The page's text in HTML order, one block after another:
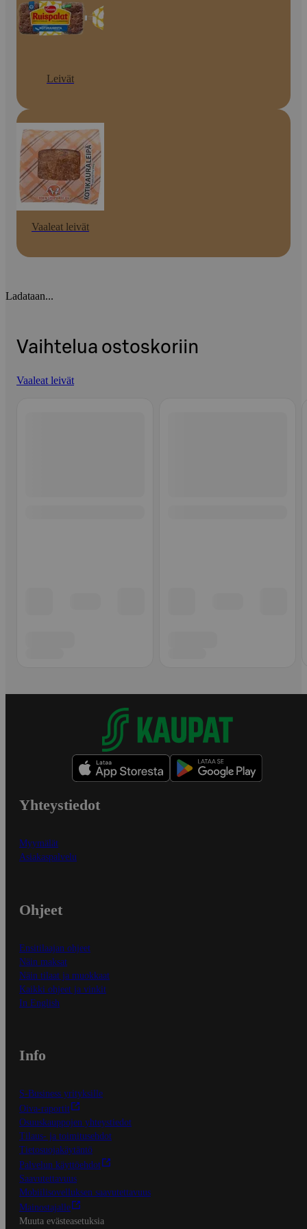
Leivät
Vaaleat leivät
Ladataan...
Vaihtelua ostoskoriin
Vaaleat leivät
Yhteystiedot
Myymälät
Asiakaspalvelu
Ohjeet
Ensitilaajan ohjeet
Näin maksat
Näin tilaat ja muokkaat
Kaikki ohjeet ja vinkit
In English
Info
S-Business yrityksille
Oiva-raportit
Osuuskauppojen yhteystiedot
Tilaus- ja toimitusehdot
Tietosuojakäytäntö
Palvelun käyttöehdot
Saavutettavuus
Mobiilisovelluksen saavutettavuus
Mainostajalle
Muuta evästeasetuksia